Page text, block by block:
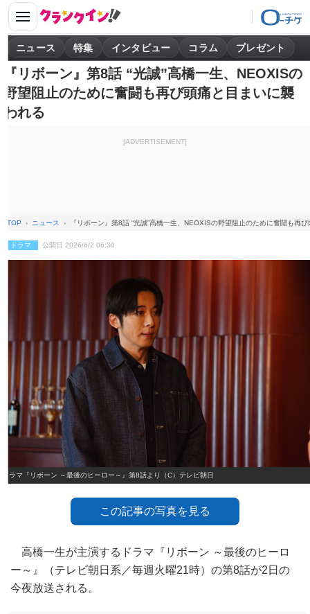
ニュース 特集 インタビュー コラム プレゼント
『リボーン』第8話 “光誠”高橋一生、NEOXISの
野望阻止のために奮闘も再び頭痛と目まいに襲
われる
[ADVERTISEMENT]
TOP ニュース 『リボーン』第8話 “光誠”高橋一生、NEOXISの野望阻止のために奮闘も再
ドラマ 公開日 2026/6/2 06:30
ドラマ『リボーン ～最後のヒーロー～』第8話より（C）テレビ朝日
この記事の写真を見る
高橋一生が主演するドラマ『リボーン ～最後のヒーロ
ー～』（テレビ朝日系／毎週火曜21時）の第8話が2日の
今夜放送される。